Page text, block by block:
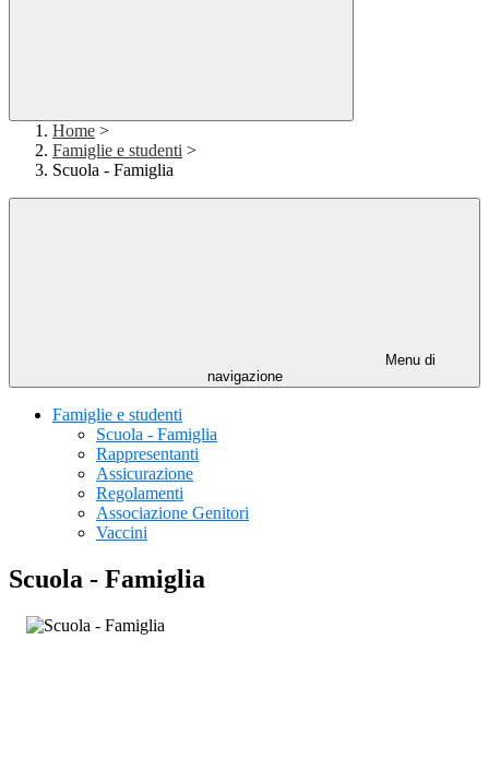
Home >
Famiglie e studenti >
Scuola - Famiglia
Menu di
navigazione
Famiglie e studenti
Scuola - Famiglia
Rappresentanti
Assicurazione
Regolamenti
Associazione Genitori
Vaccini
Scuola - Famiglia